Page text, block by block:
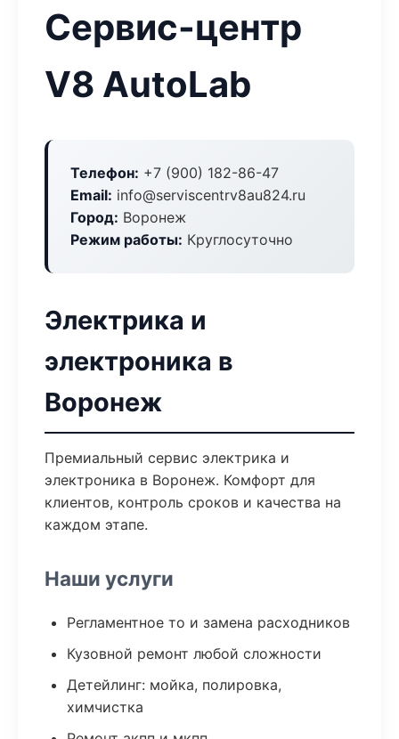
Сервис-центр
V8 AutoLab
Телефон: +7 (900) 182-86-47
Email: info@serviscentrv8au824.ru
Город: Воронеж
Режим работы: Круглосуточно
Электрика и
электроника в
Воронеж
Премиальный сервис электрика и
электроника в Воронеж. Комфорт для
клиентов, контроль сроков и качества на
каждом этапе.
Наши услуги
Регламентное то и замена расходников
Кузовной ремонт любой сложности
Детейлинг: мойка, полировка,
химчистка